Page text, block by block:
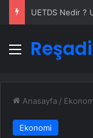
Menü
Anasayfa /
Ekonomi